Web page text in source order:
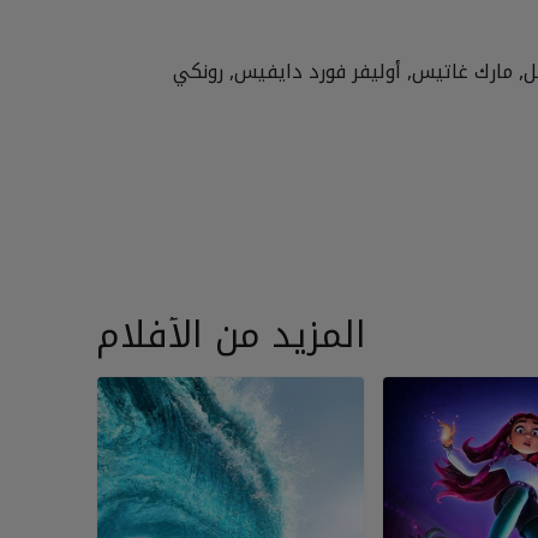
مارك غاتيس, أوليفر فورد دايفيس, رونكي
المزيد من الأفلام